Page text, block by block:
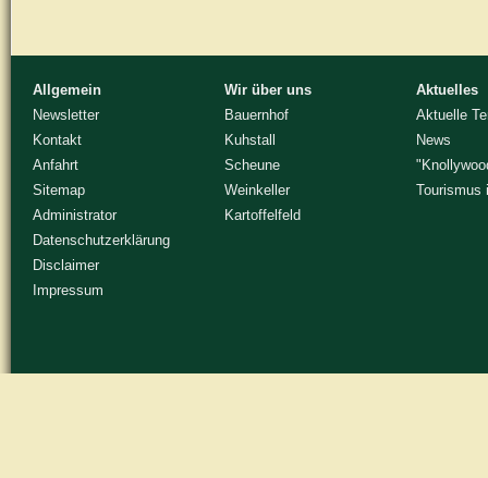
Allgemein
Newsletter
Kontakt
Anfahrt
Sitemap
Administrator
Datenschutzerklärung
Disclaimer
Impressum
Wir über uns
Bauernhof
Kuhstall
Scheune
Weinkeller
Kartoffelfeld
Aktuelles
Aktuelle
News
Tourismus